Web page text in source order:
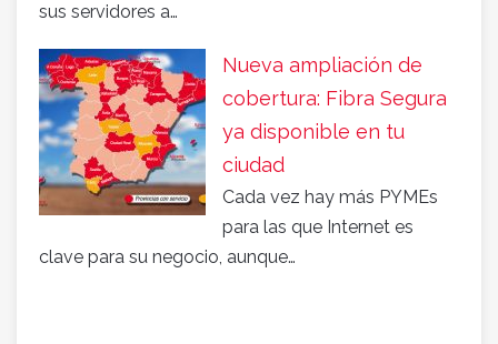
sus servidores a…
Nueva ampliación de
cobertura: Fibra Segura
ya disponible en tu
ciudad
Cada vez hay más PYMEs
para las que Internet es
clave para su negocio, aunque…